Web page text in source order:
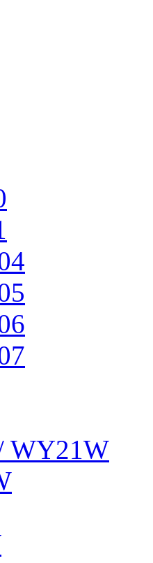
WY21W